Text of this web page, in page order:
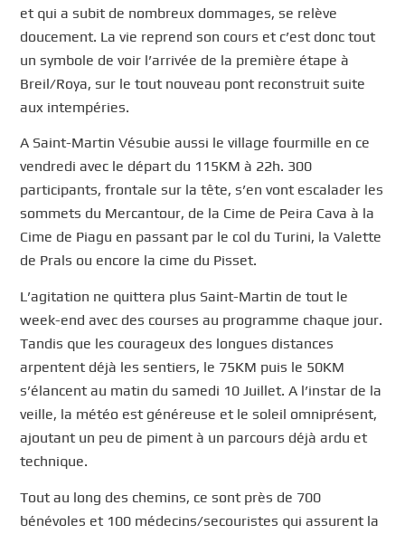
et qui a subit de nombreux dommages, se relève
doucement. La vie reprend son cours et c’est donc tout
un symbole de voir l’arrivée de la première étape à
Breil/Roya, sur le tout nouveau pont reconstruit suite
aux intempéries.
A Saint-Martin Vésubie aussi le village fourmille en ce
vendredi avec le départ du 115KM à 22h. 300
participants, frontale sur la tête, s’en vont escalader les
sommets du Mercantour, de la Cime de Peira Cava à la
Cime de Piagu en passant par le col du Turini, la Valette
de Prals ou encore la cime du Pisset.
L’agitation ne quittera plus Saint-Martin de tout le
week-end avec des courses au programme chaque jour.
Tandis que les courageux des longues distances
arpentent déjà les sentiers, le 75KM puis le 50KM
s’élancent au matin du samedi 10 Juillet. A l’instar de la
veille, la météo est généreuse et le soleil omniprésent,
ajoutant un peu de piment à un parcours déjà ardu et
technique.
Tout au long des chemins, ce sont près de 700
bénévoles et 100 médecins/secouristes qui assurent la